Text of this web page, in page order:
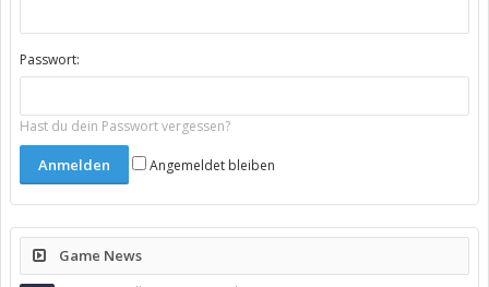
Passwort:
Hast du dein Passwort vergessen?
Angemeldet bleiben
Game News